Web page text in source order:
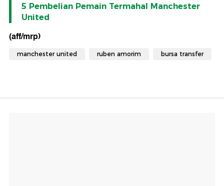
5 Pembelian Pemain Termahal Manchester
United
(aff/mrp)
manchester united ruben amorim bursa transfer